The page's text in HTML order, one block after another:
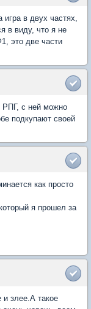
в двух частях,
в виду, что я не
это две части
РПГ, с ней можно
подкупают своей
как просто
я прошел за
злее.А такое